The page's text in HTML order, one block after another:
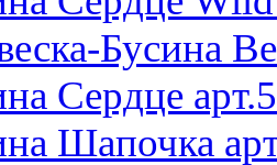
Бусина
Сердце
Шапочка